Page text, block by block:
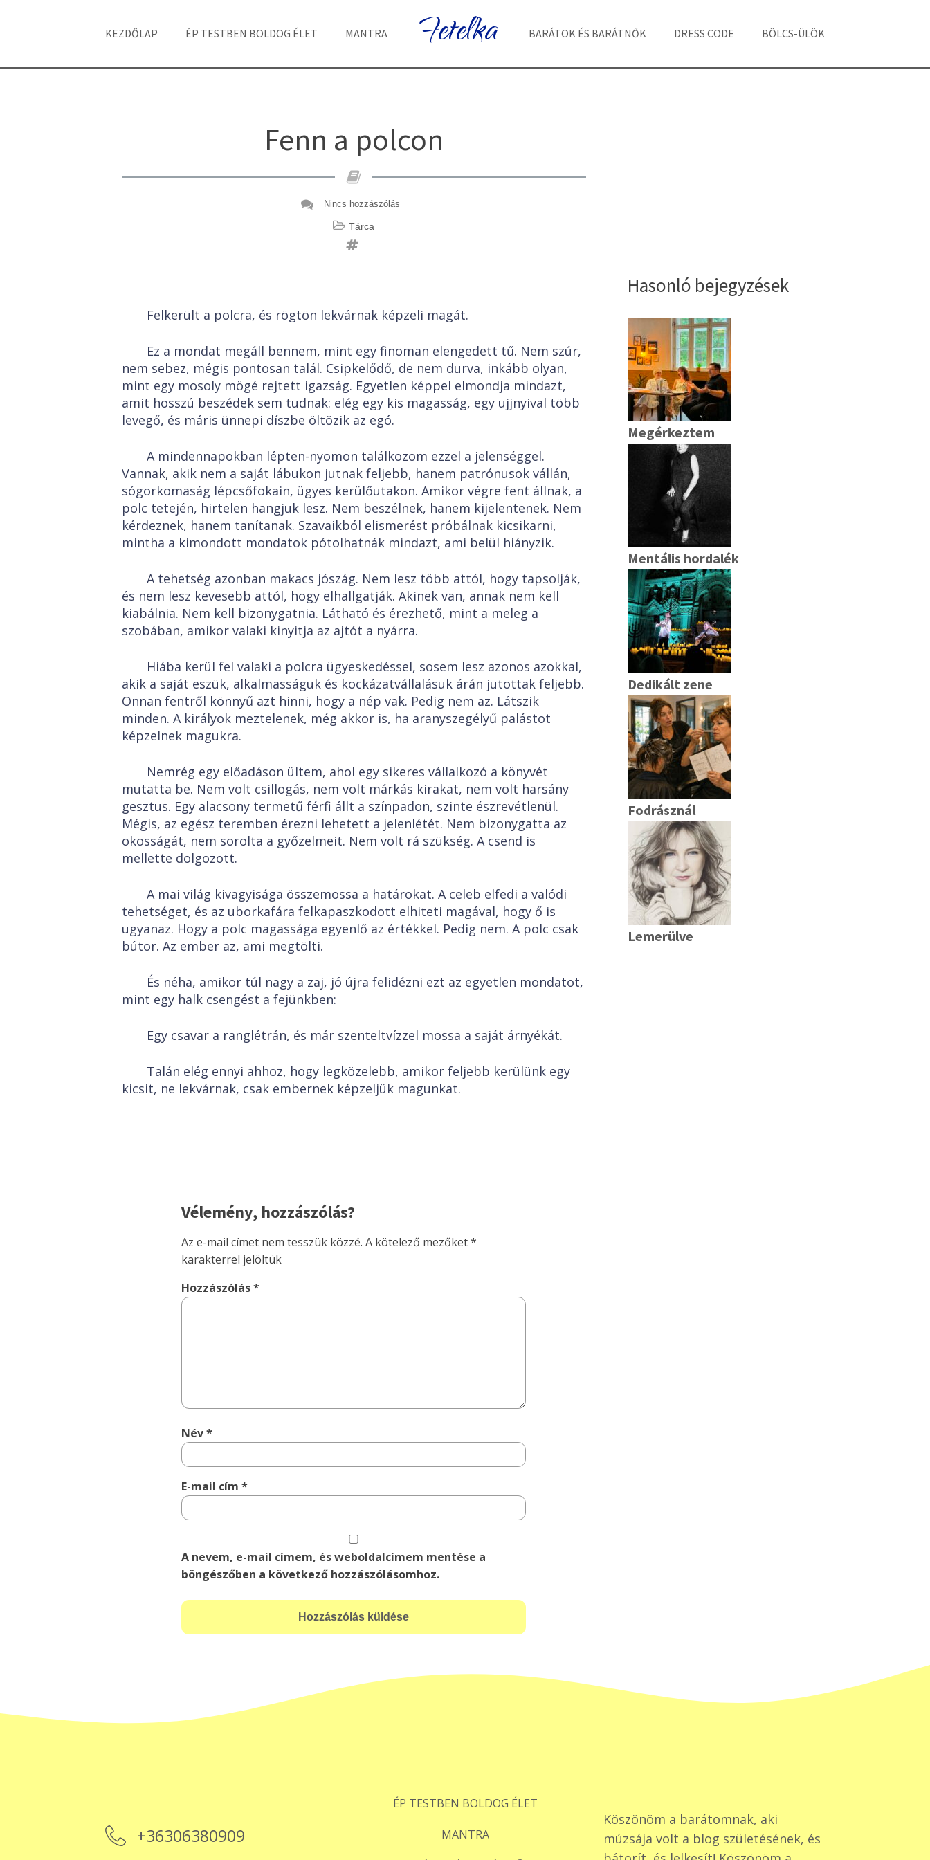
KEZDŐLAP ÉP TESTBEN BOLDOG ÉLET MANTRA Fetelka BARÁTOK ÉS BARÁTNŐK DRESS CODE BÖLCS-ÜLÖK
Fenn a polcon
Nincs hozzászólás
Tárca
Felkerült a polcra, és rögtön lekvárnak képzeli magát.
Ez a mondat megáll bennem, mint egy finoman elengedett tű. Nem szúr,
nem sebez, mégis pontosan talál. Csipkelődő, de nem durva, inkább olyan,
mint egy mosoly mögé rejtett igazság. Egyetlen képpel elmondja mindazt,
amit hosszú beszédek sem tudnak: elég egy kis magasság, egy ujjnyival több
levegő, és máris ünnepi díszbe öltözik az egó.
A mindennapokban lépten-nyomon találkozom ezzel a jelenséggel.
Vannak, akik nem a saját lábukon jutnak feljebb, hanem patrónusok vállán,
sógorkomaság lépcsőfokain, ügyes kerülőutakon. Amikor végre fent állnak, a
polc tetején, hirtelen hangjuk lesz. Nem beszélnek, hanem kijelentenek. Nem
kérdeznek, hanem tanítanak. Szavaikból elismerést próbálnak kicsikarni,
mintha a kimondott mondatok pótolhatnák mindazt, ami belül hiányzik.
A tehetség azonban makacs jószág. Nem lesz több attól, hogy tapsolják,
és nem lesz kevesebb attól, hogy elhallgatják. Akinek van, annak nem kell
kiabálnia. Nem kell bizonygatnia. Látható és érezhető, mint a meleg a
szobában, amikor valaki kinyitja az ajtót a nyárra.
Hiába kerül fel valaki a polcra ügyeskedéssel, sosem lesz azonos azokkal,
akik a saját eszük, alkalmasságuk és kockázatvállalásuk árán jutottak feljebb.
Onnan fentről könnyű azt hinni, hogy a nép vak. Pedig nem az. Látszik
minden. A királyok meztelenek, még akkor is, ha aranyszegélyű palástot
képzelnek magukra.
Nemrég egy előadáson ültem, ahol egy sikeres vállalkozó a könyvét
mutatta be. Nem volt csillogás, nem volt márkás kirakat, nem volt harsány
gesztus. Egy alacsony termetű férfi állt a színpadon, szinte észrevétlenül.
Mégis, az egész teremben érezni lehetett a jelenlétét. Nem bizonygatta az
okosságát, nem sorolta a győzelmeit. Nem volt rá szükség. A csend is
mellette dolgozott.
A mai világ kivagyisága összemossa a határokat. A celeb elfedi a valódi
tehetséget, és az uborkafára felkapaszkodott elhiteti magával, hogy ő is
ugyanaz. Hogy a polc magassága egyenlő az értékkel. Pedig nem. A polc csak
bútor. Az ember az, ami megtölti.
És néha, amikor túl nagy a zaj, jó újra felidézni ezt az egyetlen mondatot,
mint egy halk csengést a fejünkben:
Egy csavar a ranglétrán, és már szenteltvízzel mossa a saját árnyékát.
Talán elég ennyi ahhoz, hogy legközelebb, amikor feljebb kerülünk egy
kicsit, ne lekvárnak, csak embernek képzeljük magunkat.
Vélemény, hozzászólás?
Az e-mail címet nem tesszük közzé. A kötelező mezőket*
karakterrel jelöltük
Hozzászólás*
Név*
E-mail cím*
A nevem, e-mail címem, és weboldalcímem mentése a
böngészőben a következő hozzászólásomhoz.
Hasonló bejegyzések
Megérkeztem
Mentális hordalék
Dedikált zene
Fodrásznál
Lemerülve
+36306380909
ÉP TESTBEN BOLDOG ÉLET
MANTRA
Köszönöm a barátomnak, aki
múzsája volt a blog születésének, és